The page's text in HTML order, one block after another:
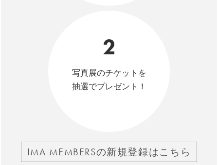
2
写真展のチケットを
抽選でプレゼント！
IMA MEMBERSの新規登録はこちら